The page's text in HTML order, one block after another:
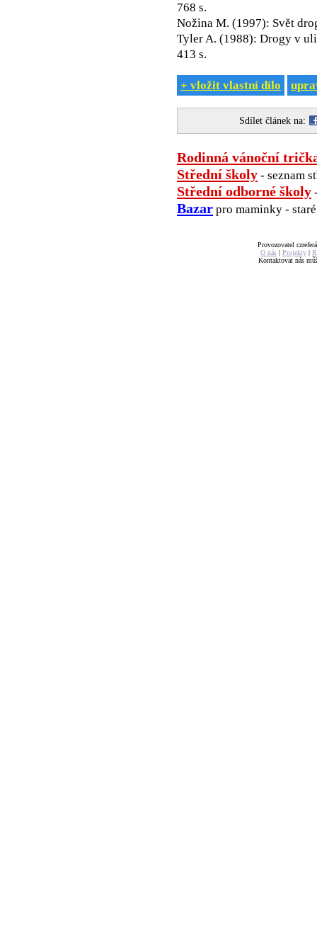
768 s.
Nožina M. (1997): Svět
Tyler A. (1988): Drogy v
413 s.
+ vložit vlastní dílo
Sdílet článek na:
Rodinná vánoční
Střední školy - seznam
Střední odborné školy
Bazar pro maminky -
Provozovatel
O nás | Projekty |
Kontaktovat nás